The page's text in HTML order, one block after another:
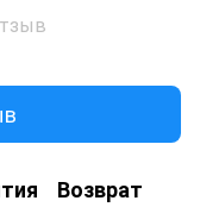
Возврат